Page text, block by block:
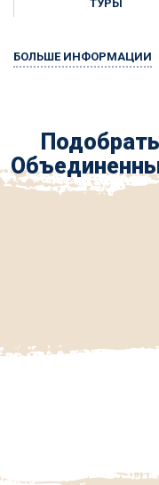
ТУРЫ
БОЛЬШЕ ИНФОРМАЦИИ